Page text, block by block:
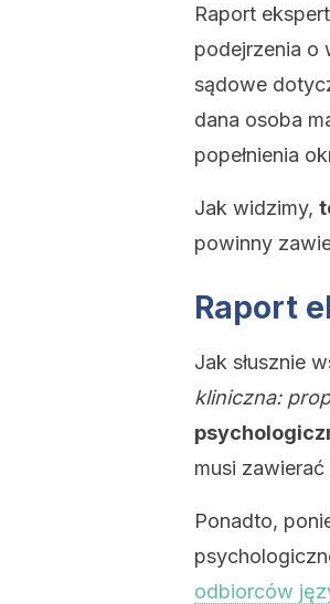
Raport
podejrzenia o
sądowe
dana osoba
popełnienia
Jak widzimy,
powinny
Raport
Jak słusznie
kliniczna:
musi
Ponadto,
odbiorców